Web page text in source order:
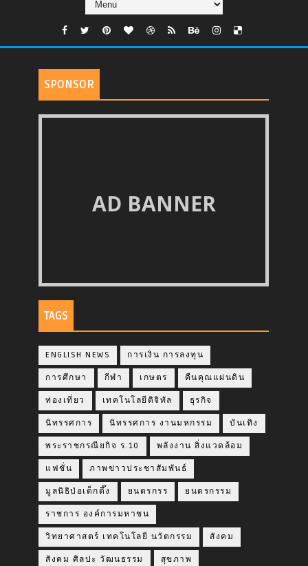
SPONSOR
AD BANNER
TAGS
ENGLISH NEWS การเงิน การลงทุน
การศึกษา กีฬา เกษตร คืนคุณแผ่นดิน
ท่องเที่ยว เทคโนโลยีดิจิทัล ธุรกิจ
นิทรรศการ นิทรรศการ งานมหกรรม บันเทิง
พระราชกรณียกิจ ร.10 พลังงาน สิ่งแวดล้อม
แฟชั่น ภาพข่าวประชาสัมพันธ์
มูลนิธิป่อเต็กตึ๊ง ยนตรกรร ยนตรกรรม
ราชการ องค์การมหาชน
วิทยาศาสตร์ เทคโนโลยี นวัตกรรม สังคม
สังคม ศิลปะ วัฒนธรรม สุขภาพ